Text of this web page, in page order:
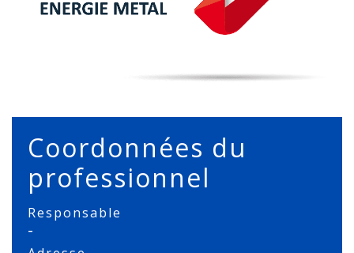
Coordonnées du
professionnel
Responsable
-